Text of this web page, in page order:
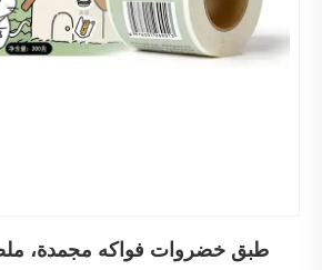
طبق خضروات فواكه مجمدة،